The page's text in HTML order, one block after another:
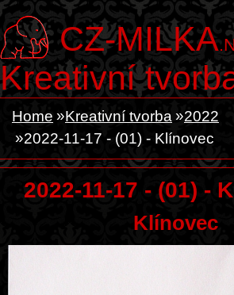
CZ-MILKA
Kreativní
Home Kreativní tvorba
2022
2022-11-17 - (01) - Klínovec
2022-11-17 - (01) -
Klínovec